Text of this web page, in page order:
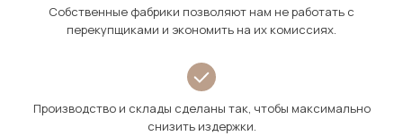
Собственные фабрики позволяют нам не работать с
перекупщиками и экономить на их комиссиях.
Производство и склады сделаны так, чтобы максимально
снизить издержки.